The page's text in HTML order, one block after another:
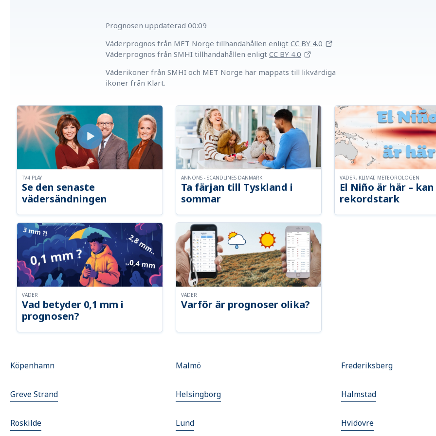
Prognosen uppdaterad 00:09
Väderprognos från MET Norge tillhandahållen enligt CC BY 4.0
Väderprognos från SMHI tillhandahållen enligt CC BY 4.0
Väderikoner från SMHI och MET Norge har mappats till likvärdiga
ikoner från Klart.
Se den senaste
vädersändningen
TV4 PLAY
Ta färjan till Tyskland i
sommar
ANNONS - SCANDLINES DANMARK
El Niño är här –
rekordstark
VÄDER, KLIMAT, METEOROLOGEN
Vad betyder 0,1 mm i
prognosen?
VÄDER
Varför är prognoser olika?
VÄDER
Köpenhamn Malmö Frederiksberg
Greve Strand Helsingborg Halmstad
Roskilde Lund Hvidovre